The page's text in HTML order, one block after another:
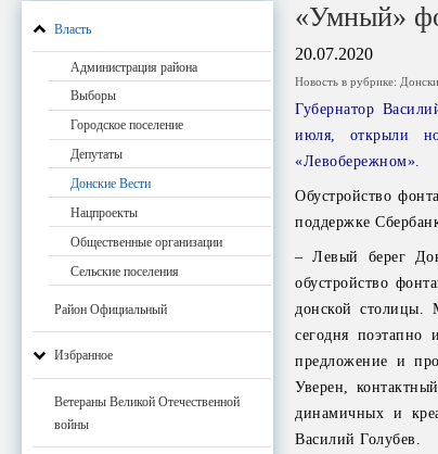
Власть
Администрация района
Выборы
Городское поселение
Депутаты
Донские Вести
Нацпроекты
Общественные организации
Сельские поселения
Район Официальный
Избранное
Ветераны Великой Отечественной
войны
«Умный»
20.07.2020
Новость в рубрике:
Губернатор
июля, открыли
«Левобережном».
Обустройство
поддержке
– Левый берег
обустройство
донской столицы.
сегодня
предложение и
Уверен,
динамичных и
Василий Голубев.